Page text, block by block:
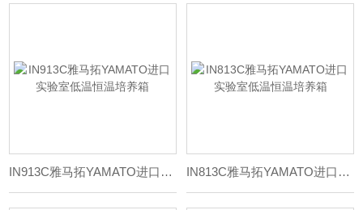
IN913C雅马拓YAMATO进口实验室低温恒温培养箱 IN813C雅马拓YAMATO进口实验室低温恒温培养箱